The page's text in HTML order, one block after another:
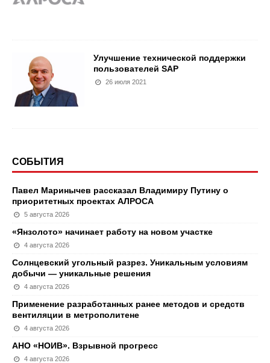
Улучшение технической поддержки
пользователей SAP
26 июля 2021
СОБЫТИЯ
Павел Маринычев рассказал Владимиру Путину о
приоритетных проектах АЛРОСА
5 августа 2026
«Янзолото» начинает работу на новом участке
4 августа 2026
Солнцевский угольный разрез. Уникальным условиям
добычи — уникальные решения
4 августа 2026
Применение разработанных ранее методов и средств
вентиляции в метрополитене
4 августа 2026
АНО «НОИВ». Взрывной прогресс
4 августа 2026